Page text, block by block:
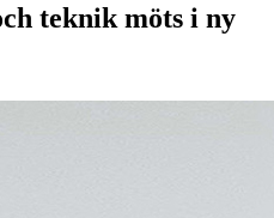
teknik möts i ny